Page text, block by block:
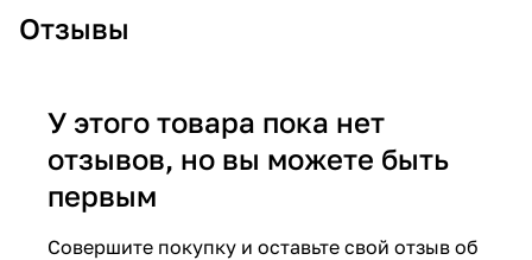
Отзывы
У этого товара пока нет
отзывов, но вы можете быть
первым
Совершите покупку и оставьте свой отзыв об